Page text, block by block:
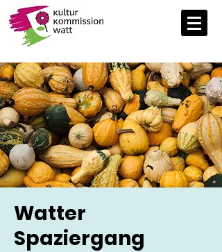
Watter
Spaziergang